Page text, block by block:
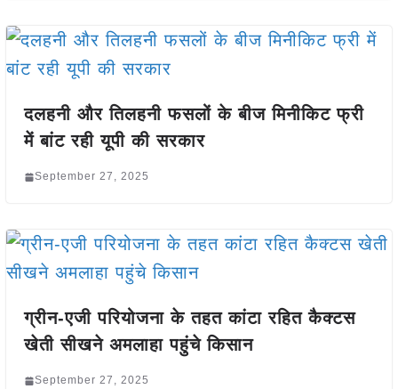
दलहनी और तिलहनी फसलों के बीज मिनीकिट फ्री
में बांट रही यूपी की सरकार
September 27, 2025
ग्रीन-एजी परियोजना के तहत कांटा रहित कैक्टस
खेती सीखने अमलाहा पहुंचे किसान
September 27, 2025